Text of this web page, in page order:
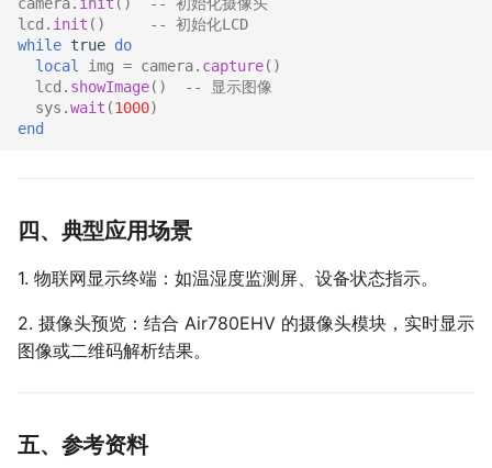
lcd . init ()
-- 初始化LCD
while true do
local
img = camera. capture()
lcd . showImage()
-- 显示图像
sys .wait (1000)
end
四、典型应用场景
1. 物联网显示终端：如温湿度监测屏、设备状态指示。
2. 摄像头预览：结合 Air780EHV 的摄像头模块，实时显示
图像或二维码解析结果。
五、参考资料